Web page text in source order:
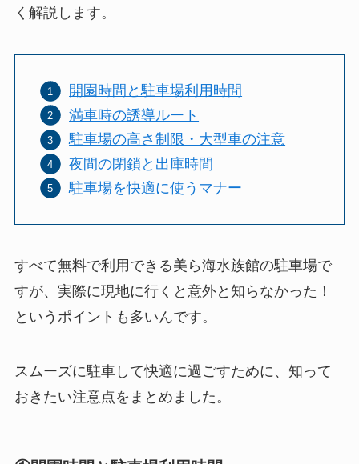
く解説します。
開園時間と駐車場利用時間
満車時の誘導ルート
駐車場の高さ制限・大型車の注意
夜間の閉鎖と出庫時間
駐車場を快適に使うマナー
すべて無料で利用できる美ら海水族館の駐車場で
すが、実際に現地に行くと意外と知らなかった！
というポイントも多いんです。
スムーズに駐車して快適に過ごすために、知って
おきたい注意点をまとめました。